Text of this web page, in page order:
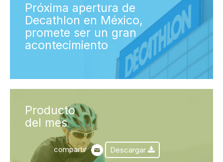
Próxima apertura de
Decathlon en México,
promete ser un gran
acontecimiento
Producto
del mes
compartir Descargar